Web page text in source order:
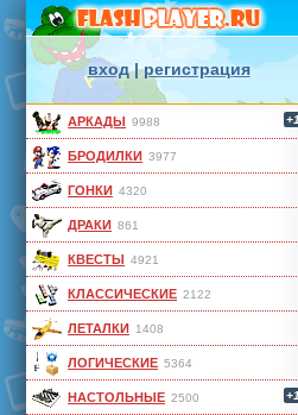
вход|регистрация
АРКАДЫ 9988 +1
БРОДИЛКИ 3977
ГОНКИ 4320
ДРАКИ 861
КВЕСТЫ 4921
КЛАССИЧЕСКИЕ 2122
ЛЕТАЛКИ 1408
ЛОГИЧЕСКИЕ 5364
НАСТОЛЬНЫЕ 2500 +1